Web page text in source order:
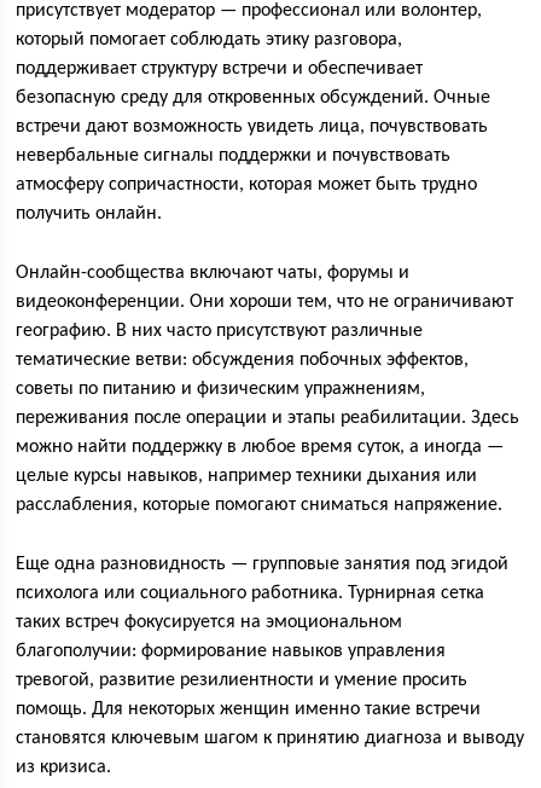
присутствует модератор — профессионал или волонтер,
который помогает соблюдать этику разговора,
поддерживает структуру встречи и обеспечивает
безопасную среду для откровенных обсуждений. Очные
встречи дают возможность увидеть лица, почувствовать
невербальные сигналы поддержки и почувствовать
атмосферу сопричастности, которая может быть трудно
получить онлайн.
Онлайн-сообщества включают чаты, форумы и
видеоконференции. Они хороши тем, что не ограничивают
географию. В них часто присутствуют различные
тематические ветви: обсуждения побочных эффектов,
советы по питанию и физическим упражнениям,
переживания после операции и этапы реабилитации. Здесь
можно найти поддержку в любое время суток, а иногда —
целые курсы навыков, например техники дыхания или
расслабления, которые помогают сниматься напряжение.
Еще одна разновидность — групповые занятия под эгидой
психолога или социального работника. Турнирная сетка
таких встреч фокусируется на эмоциональном
благополучии: формирование навыков управления
тревогой, развитие резилиентности и умение просить
помощь. Для некоторых женщин именно такие встречи
становятся ключевым шагом к принятию диагноза и выводу
из кризиса.